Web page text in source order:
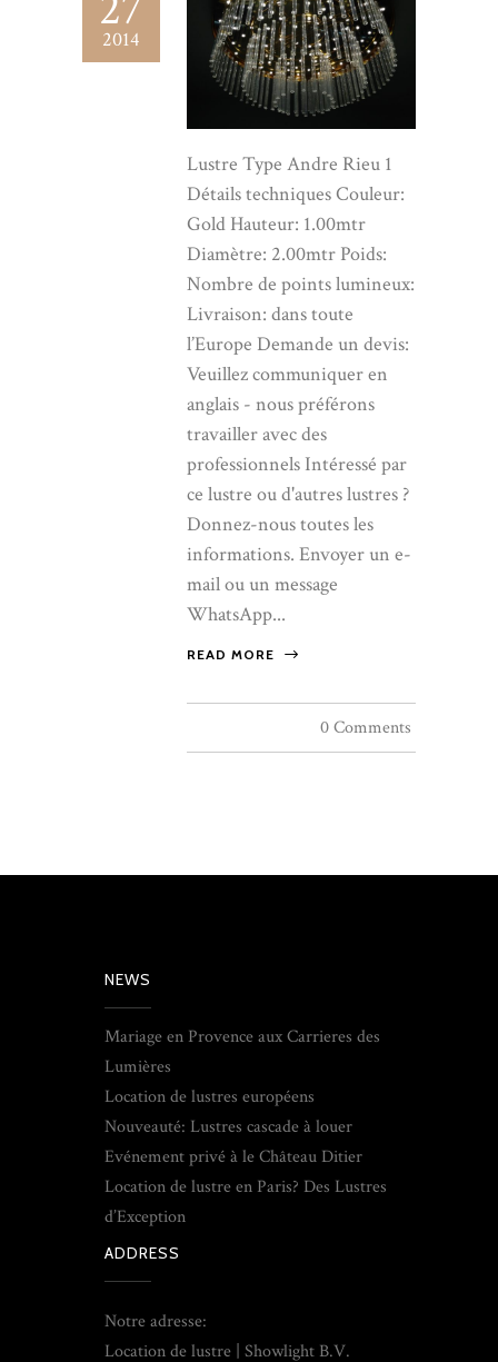
2014
Lustre Type Andre Rieu 1
Détails techniques Couleur:
Gold Hauteur: 1.00mtr
Diamètre: 2.00mtr Poids:
Nombre de points lumineux:
Livraison: dans toute
l’Europe Demande un devis:
Veuillez communiquer en
anglais - nous préférons
travailler avec des
professionnels Intéressé par
ce lustre ou d'autres lustres ?
Donnez-nous toutes les
informations. Envoyer un e-
mail ou un message
WhatsApp...
READ MORE
0 Comments
NEWS
Mariage en Provence aux Carrieres des
Lumières
Location de lustres européens
Nouveauté: Lustres cascade à louer
Evénement privé à le Château Ditier
Location de lustre en Paris? Des Lustres
d’Exception
ADDRESS
Notre adresse:
Location de lustre | Showlight B.V.